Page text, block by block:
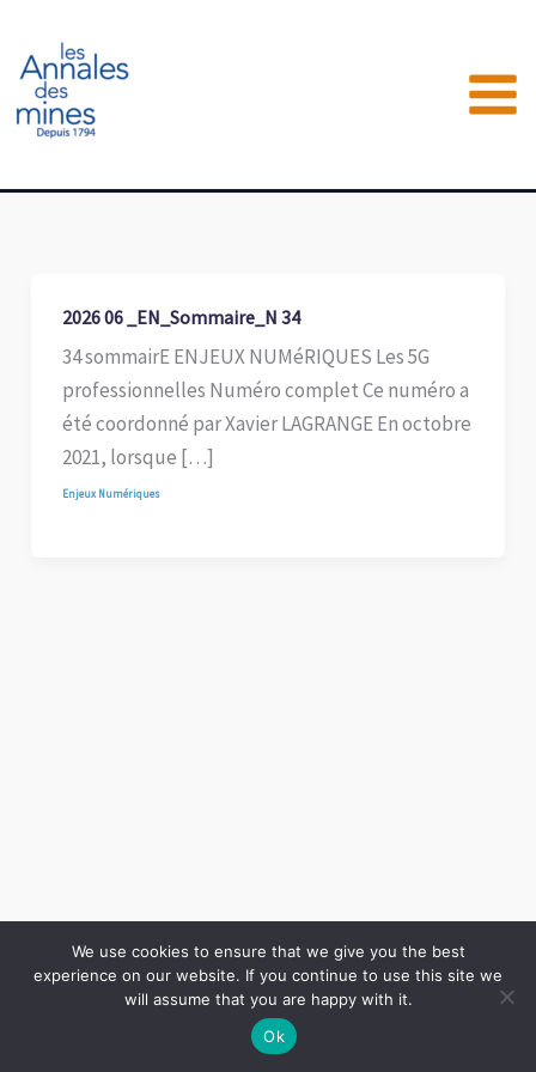
contenu
2026 06 _EN_Sommaire_N 34
34 sommairE ENJEUX NUMéRIQUES Les 5G
professionnelles Numéro complet Ce numéro a
été coordonné par Xavier LAGRANGE En octobre
2021, lorsque […]
Enjeux Numériques
Copyright © 2026 LES ANNALES DES MINES | Powered by Thème WordPress Astra
We use cookies to ensure that we give you the best
experience on our website. If you continue to use this site we
will assume that you are happy with it.
Ok